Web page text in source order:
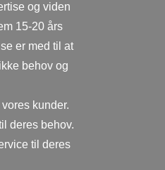
og viden
15-20 års
er med til at
behov og
kunder.
deres behov.
til deres